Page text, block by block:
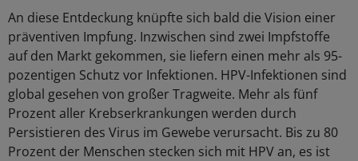
An diese Entdeckung knüpfte sich bald die Vision einer
präventiven Impfung. Inzwischen sind zwei Impfstoffe
auf den Markt gekommen, sie liefern einen mehr als 95-
pozentigen Schutz vor Infektionen. HPV-Infektionen sind
global gesehen von großer Tragweite. Mehr als fünf
Prozent aller Krebserkrankungen werden durch
Persistieren des Virus im Gewebe verursacht. Bis zu 80
Prozent der Menschen stecken sich mit HPV an, es ist